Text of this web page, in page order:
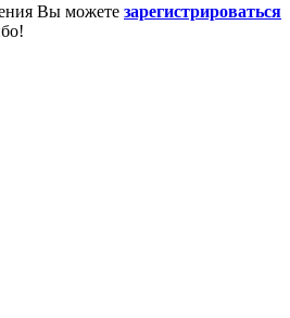
Вы можете зарегистрироваться